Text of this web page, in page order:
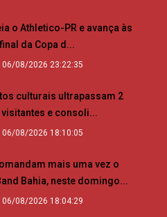
o Athletico-PR e avança às
da Copa d...
06/08/2026 23:22:35
culturais ultrapassam 2
e consoli...
06/08/2026 18:10:05
mais uma vez o
Bahia, neste domingo...
06/08/2026 18:04:29